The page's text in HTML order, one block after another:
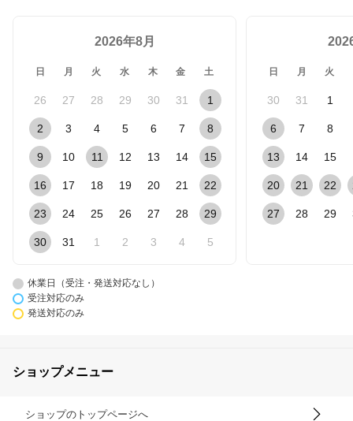
2026年8月
日 月 火 水 木 金 土
26 27 28 29 30 31 1
2 3 4 5 6 7 8
9 10 11 12 13 14 15
16 17 18 19 20 21 22
23 24 25 26 27 28 29
30 31 1 2 3 4 5
日 月 火
30 31 1
6 7 8
13 14 15
20 21 22
27 28 29
休業日（受注・発送対応なし）
受注対応のみ
発送対応のみ
ショップメニュー
ショップのトップページへ